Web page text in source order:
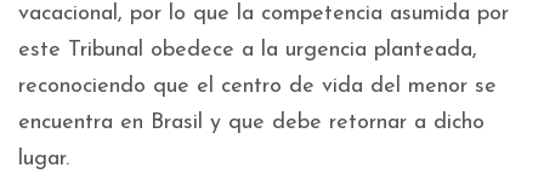
vacacional, por lo que la competencia asumida por
este Tribunal obedece a la urgencia planteada,
reconociendo que el centro de vida del menor se
encuentra en Brasil y que debe retornar a dicho
lugar.